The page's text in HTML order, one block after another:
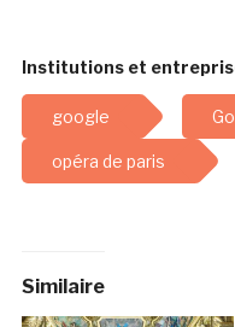
Institutions et
google
opéra de paris
Similaire